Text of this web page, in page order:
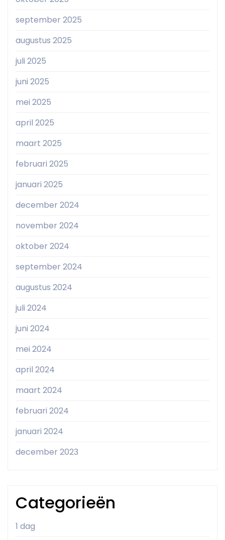
september 2025
augustus 2025
juli 2025
juni 2025
mei 2025
april 2025
maart 2025
februari 2025
januari 2025
december 2024
november 2024
oktober 2024
september 2024
augustus 2024
juli 2024
juni 2024
mei 2024
april 2024
maart 2024
februari 2024
januari 2024
december 2023
Categorieën
1 dag